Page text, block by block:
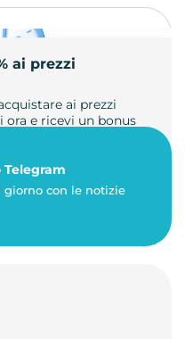
ai prezzi
ai prezzi
ora e ricevi un bonus
giorno con le notizie